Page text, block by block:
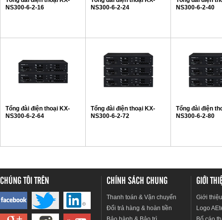
NS300-6-2-16
NS300-6-2-24
NS300-6-2-40
Tổng đài điện thoại KX-
NS300-6-2-64
Tổng đài điện thoại KX-
NS300-6-2-72
Tổng đài điện
NS300-6-2-80
CHÚNG TÔI TRÊN CHÍNH SÁCH CHUNG
Thanh toán & Vận chuyển
Đổi trả hàng & hoàn tiền
GIỚI
Giới
Logo